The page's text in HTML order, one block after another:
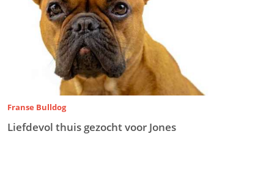
Franse Bulldog
Liefdevol thuis gezocht voor Jones